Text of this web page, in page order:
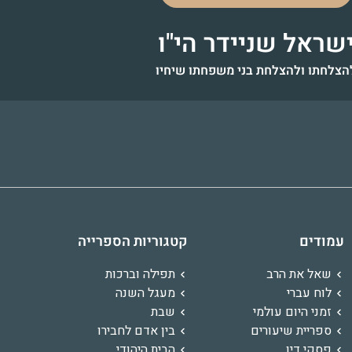
ישראל שניידר הי"ו
ולהצלחת בני משפחתו שיחיו
ותשובה שלימה
דמו
אלכסנדר
והבנות
נטלי בת ניצה,
עמודים
שאל את הרב
לוח עברי
זמני היום עולמי
ספריית שיעורים
קטגוריות הספרייה
תפילה וברכות
מעגל השנה
שבת
בין אדם לחבירו